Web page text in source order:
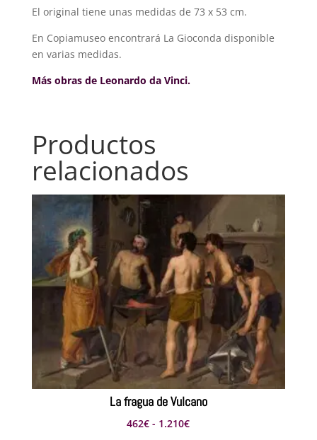
El original tiene unas medidas de 73 x 53 cm.
En Copiamuseo encontrará La Gioconda disponible
en varias medidas.
Más obras de Leonardo da Vinci.
Productos
relacionados
La fragua de Vulcano
462€ - 1.210€Rango